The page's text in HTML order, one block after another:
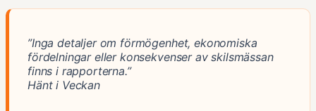
”Inga detaljer om förmögenhet, ekonomiska
fördelningar eller konsekvenser av skilsmässan
finns i rapporterna.”
Hänt i Veckan